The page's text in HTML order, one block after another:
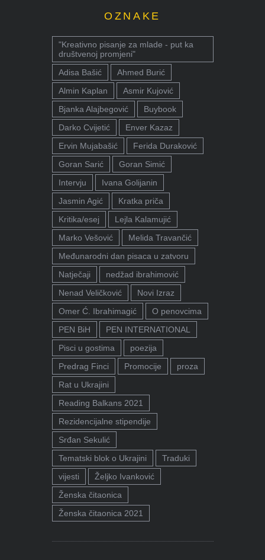
OZNAKE
"Kreativno pisanje za mlade - put ka
društvenoj promjeni"
Adisa Bašić
Ahmed Burić
Almin Kaplan
Asmir Kujović
Bjanka Alajbegović
Buybook
Darko Cvijetić
Enver Kazaz
Ervin Mujabašić
Ferida Duraković
Goran Sarić
Goran Simić
Intervju
Ivana Golijanin
Jasmin Agić
Kratka priča
Kritika/esej
Lejla Kalamujić
Marko Vešović
Melida Travančić
Međunarodni dan pisaca u zatvoru
Natječaji
nedžad ibrahimović
Nenad Veličković
Novi Izraz
Omer Ć. Ibrahimagić
O penovcima
PEN BiH
PEN INTERNATIONAL
Pisci u gostima
poezija
Predrag Finci
Promocije
proza
Rat u Ukrajini
Reading Balkans 2021
Rezidencijalne stipendije
Srđan Sekulić
Tematski blok o Ukrajini
Traduki
vijesti
Željko Ivanković
Ženska čitaonica
Ženska čitaonica 2021